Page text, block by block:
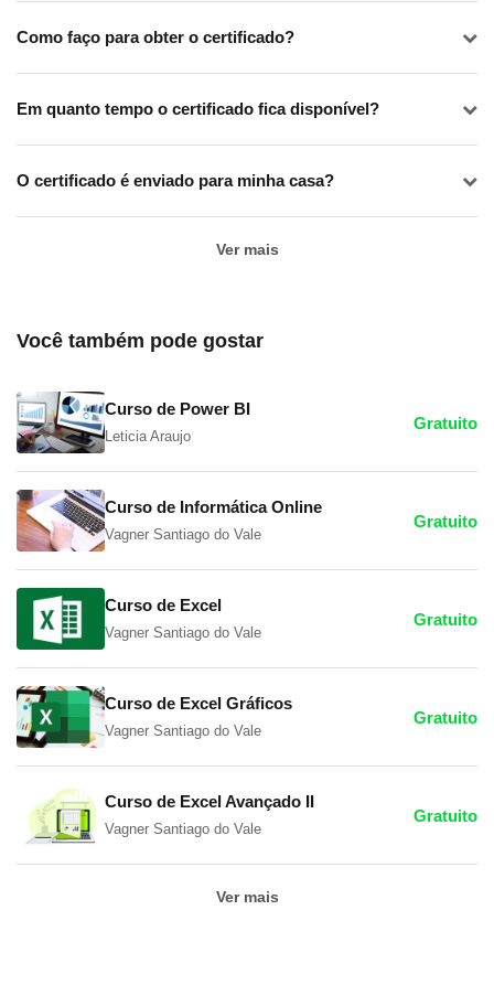
Como faço para obter o certificado?
Em quanto tempo o certificado fica disponível?
O certificado é enviado para minha casa?
Ver mais
Você também pode gostar
Curso de Power BI
Leticia Araujo
Gratuito
Curso de Informática Online
Vagner Santiago do Vale
Gratuito
Curso de Excel
Vagner Santiago do Vale
Gratuito
Curso de Excel Gráficos
Vagner Santiago do Vale
Gratuito
Curso de Excel Avançado II
Vagner Santiago do Vale
Gratuito
Ver mais